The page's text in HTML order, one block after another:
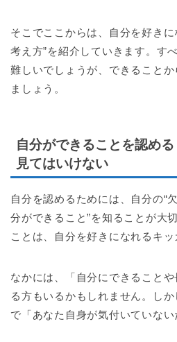
そこでここからは、自分を好き
考え方”を紹介していきます。す
難しいでしょうが、できること
ましょう。
自分ができることを認め
見てはいけない
自分を認めるためには、自分の“
分ができること”を知ることが大
ことは、自分を好きになれるキッ
なかには、「自分にできること
る方もいるかもしれません。し
で「あなた自身が気付いていない